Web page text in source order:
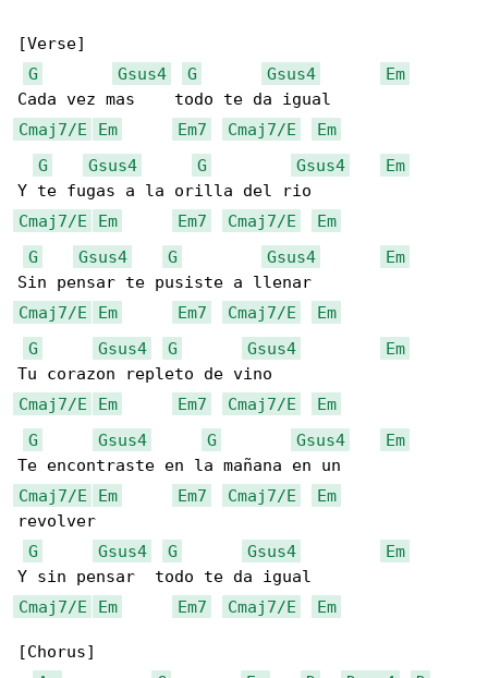
[Verse]
G
Gsus4 G Gsus4
Em
Cmaj7/E
Em Em7 Cmaj7/E
Em
G
Gsus4 G Gsus4
Em
Cmaj7/E
Em Em7 Cmaj7/E
Em
G
Gsus4 G Gsus4
Em
Cmaj7/E
Em Em7 Cmaj7/E
Em
G
Gsus4 G Gsus4
Em
Cmaj7/E
Em Em7 Cmaj7/E
Em
G
Gsus4 G Gsus4
Em
Cmaj7/E
Em Em7 Cmaj7/E
Em
revolver
G
Gsus4 G Gsus4
Em
Cmaj7/E
Em Em7 Cmaj7/E Em
[Chorus]